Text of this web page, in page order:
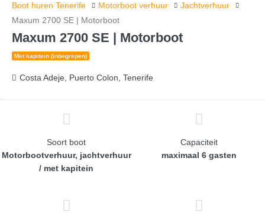
Boot huren Tenerife Motorboot verhuur
Jachtverhuur
Maxum 2700 SE | Motorboot
Maxum 2700 SE | Motorboot
Met kapitein (inbegrepen)
Costa Adeje, Puerto Colon, Tenerife
Soort boot
Motorbootverhuur, jachtverhuur
/ met kapitein
Capaciteit
maximaal 6 gasten